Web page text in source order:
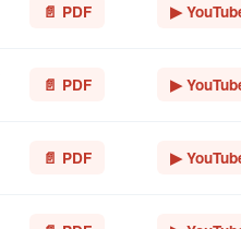
📄 PDF ▶
📄 PDF ▶
📄 PDF ▶